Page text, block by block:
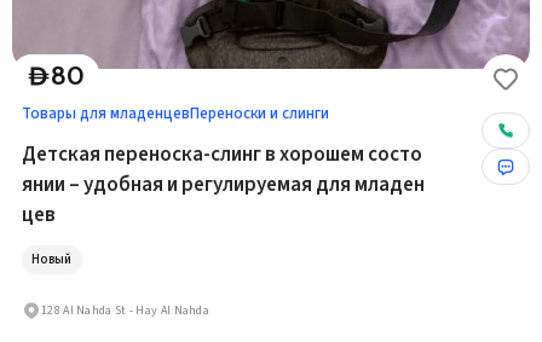
D80
Товары для младенцевПереноски и слинги
Детская переноска-слинг в хорошем состо
янии – удобная и регулируемая для младен
цев
Новый
128 Al Nahda St - Hay Al Nahda